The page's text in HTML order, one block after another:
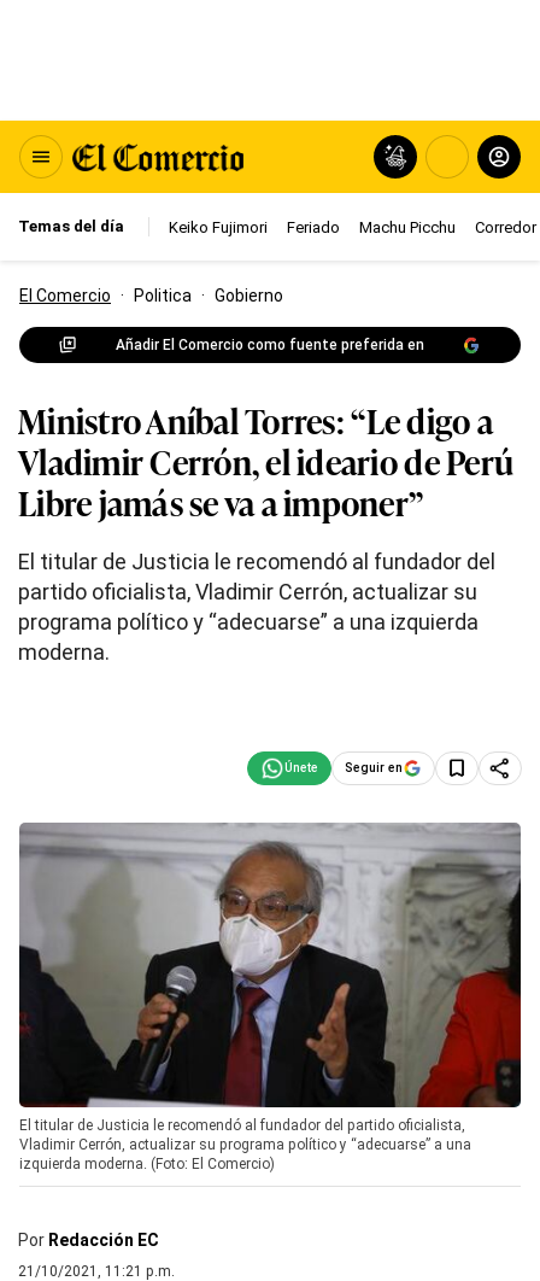
Temas del día Keiko Fujimori Feriado Machu Picchu Corredor
El Comercio · Politica · Gobierno
Añadir El Comercio como fuente preferida en
Ministro Aníbal Torres: “Le digo a
Vladimir Cerrón, el ideario de Perú
Libre jamás se va a imponer”
El titular de Justicia le recomendó al fundador del
partido oficialista, Vladimir Cerrón, actualizar su
programa político y “adecuarse” a una izquierda
moderna.
Seguir en
El titular de Justicia le recomendó al fundador del partido oficialista,
Vladimir Cerrón, actualizar su programa político y “adecuarse” a una
izquierda moderna. (Foto: El Comercio)
Por Redacción EC
21/10/2021, 11:21 p.m.